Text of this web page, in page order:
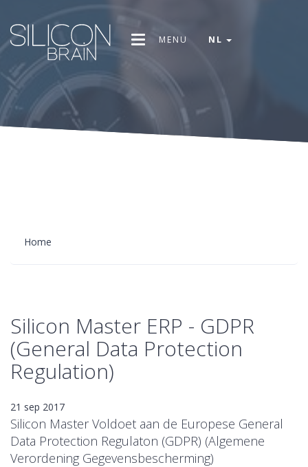
MENU NL
Home
Silicon Master ERP - GDPR
(General Data Protection
Regulation)
21 sep 2017
Silicon Master Voldoet aan de Europese General
Data Protection Regulaton (GDPR) (Algemene
Verordening Gegevensbescherming)